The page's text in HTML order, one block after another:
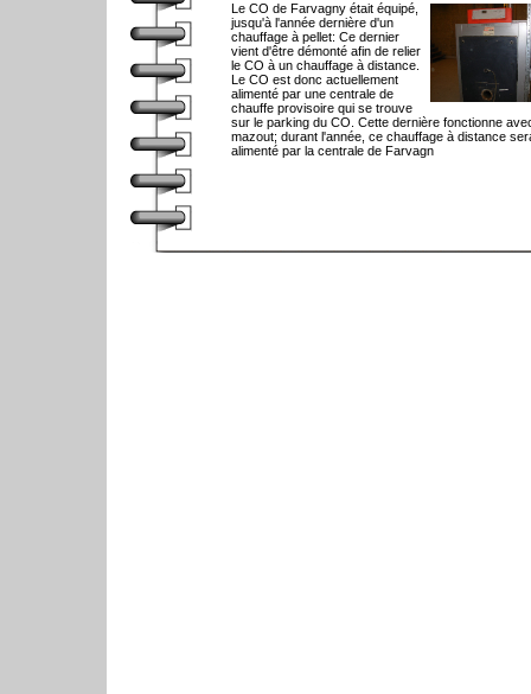
Le CO de Farvagny était équipé,
jusqu'à l'année dernière d'un
chauffage à pellet: Ce dernier
vient d'être démonté afin de relier
le CO à un chauffage à distance.
Le CO est donc actuellement
alimenté par une centrale de
chauffe provisoire qui se trouve
sur le parking du CO. Cette dernière fonctionne
mazout; durant l'année, ce chauffage à distance
alimenté par la centrale de Farvagn